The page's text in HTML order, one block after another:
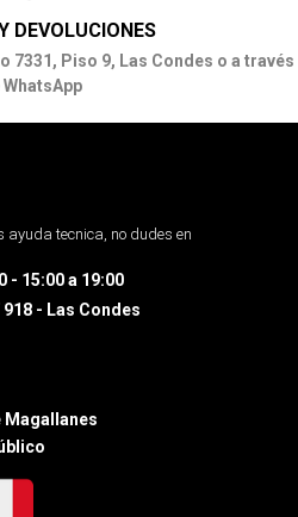
DEVOLUCIONES
7331, Piso 9, Las Condes o a través
WhatsApp
ayuda tecnica, no dudes en
- 15:00 a 19:00
- Las Condes
Magallanes